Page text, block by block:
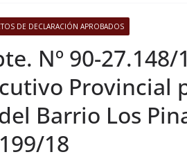
DE DECLARACIÓN APROBADOS
Nº 90-
Provincial
Barrio Los
18